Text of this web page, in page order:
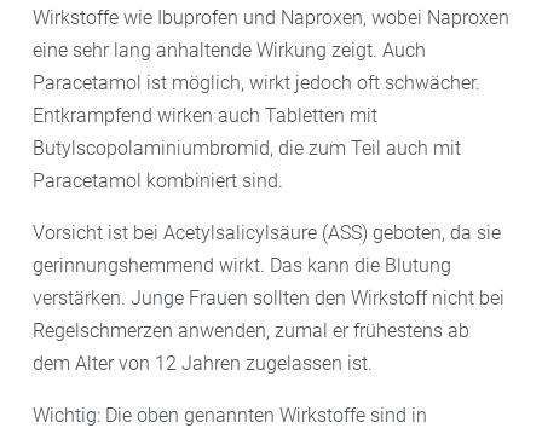
Wirkstoffe wie Ibuprofen und Naproxen, wobei Naproxen
eine sehr lang anhaltende Wirkung zeigt. Auch
Paracetamol ist möglich, wirkt jedoch oft schwächer.
Entkrampfend wirken auch Tabletten mit
Butylscopolaminiumbromid, die zum Teil auch mit
Paracetamol kombiniert sind.
Vorsicht ist bei Acetylsalicylsäure (ASS) geboten, da sie
gerinnungshemmend wirkt. Das kann die Blutung
verstärken. Junge Frauen sollten den Wirkstoff nicht bei
Regelschmerzen anwenden, zumal er frühestens ab
dem Alter von 12 Jahren zugelassen ist.
Wichtig: Die oben genannten Wirkstoffe sind in